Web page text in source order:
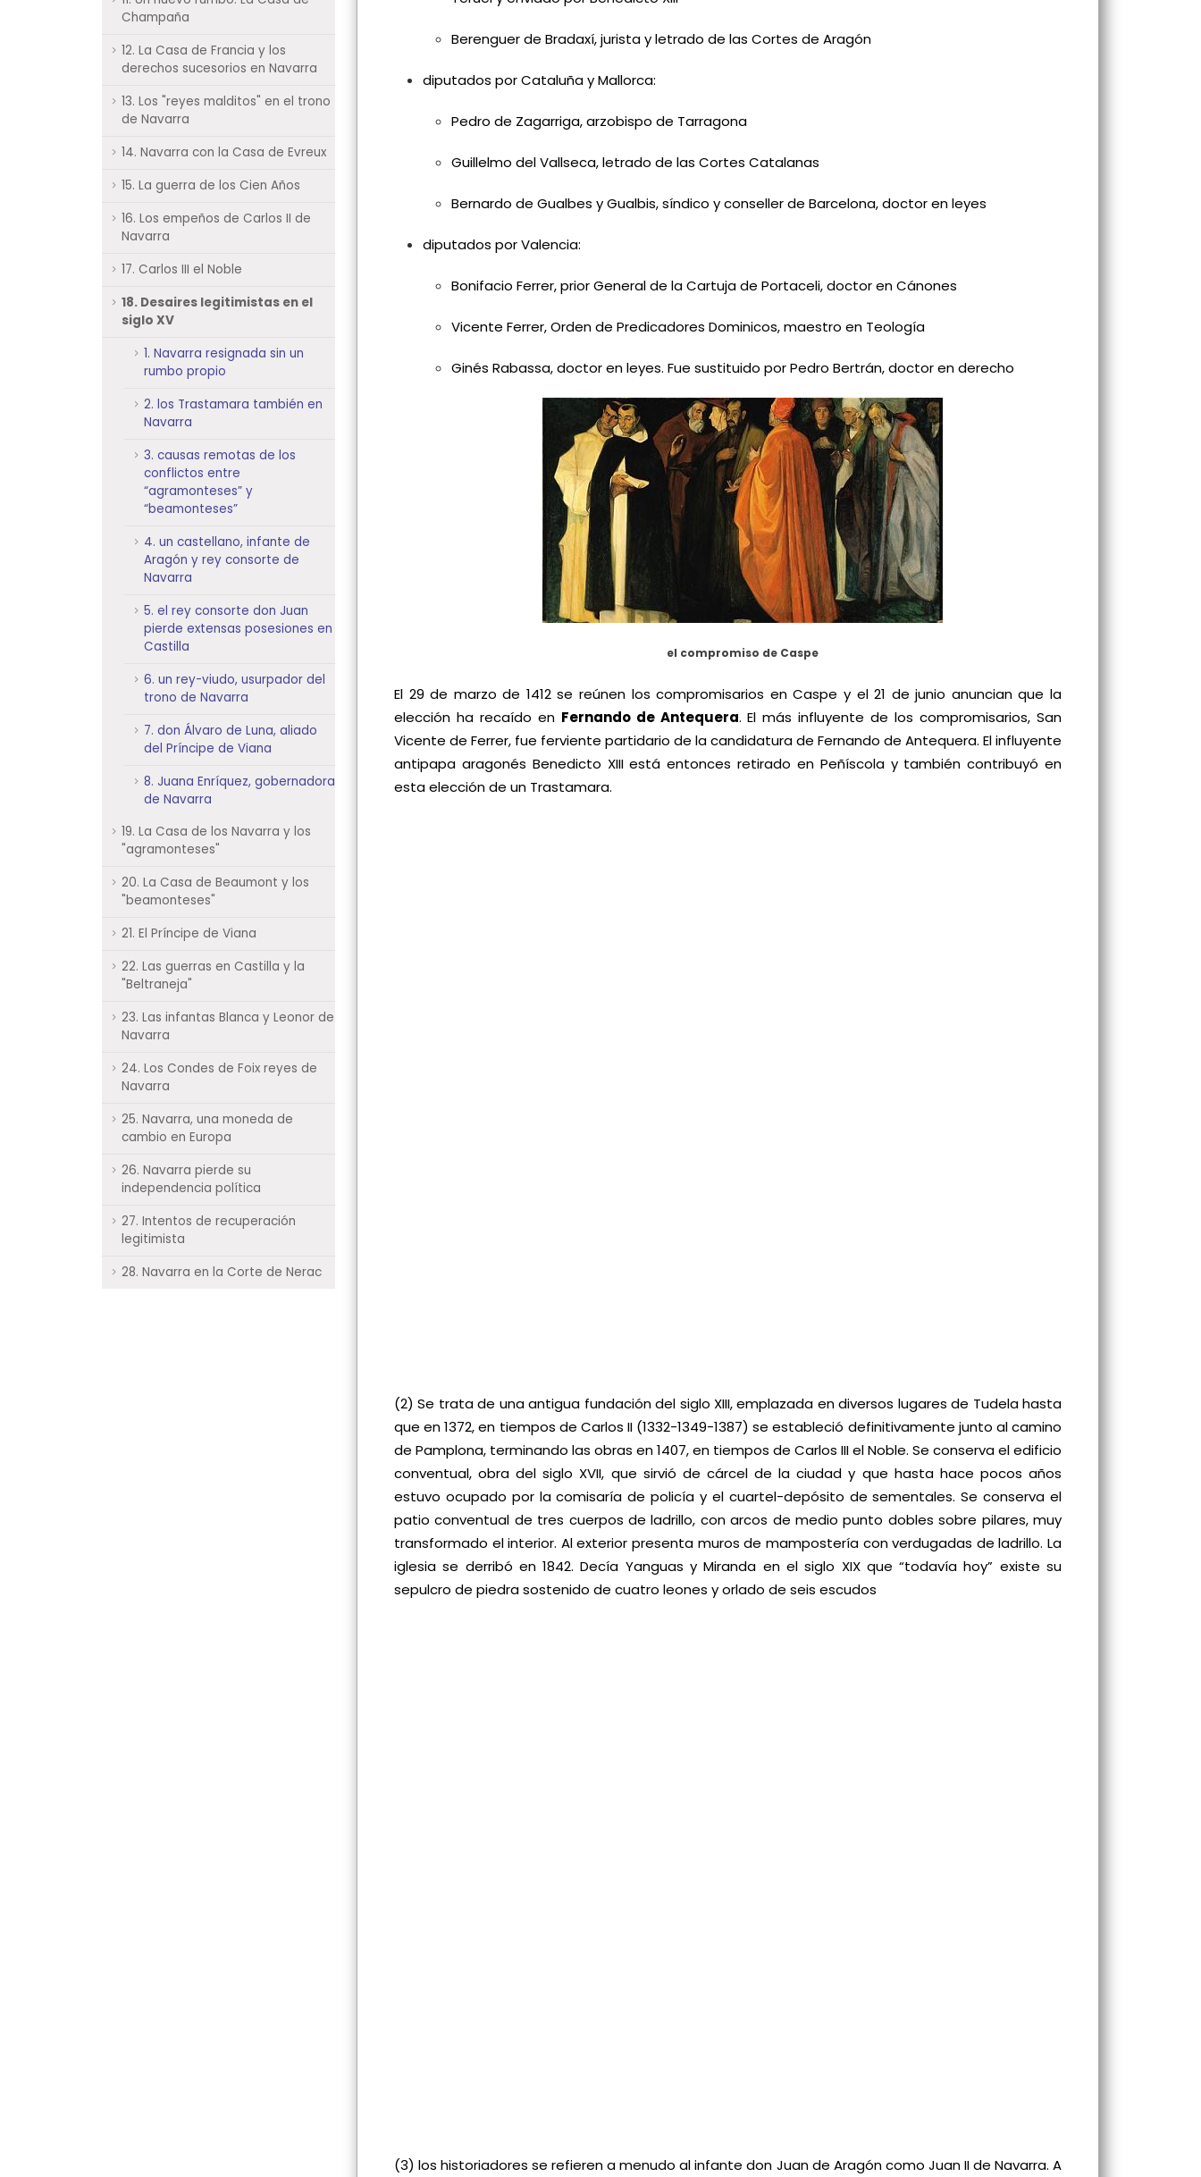
Champaña
12. La Casa de Francia y los
derechos sucesorios en Navarra
13. Los "reyes malditos" en el trono
de Navarra
14. Navarra con la Casa de Evreux
15. La guerra de los Cien Años
16. Los empeños de Carlos II de
Navarra
17. Carlos III el Noble
18. Desaires legitimistas en el
siglo XV
1. Navarra resignada sin un
rumbo propio
2. los Trastamara también en
Navarra
3. causas remotas de los
conflictos entre
“agramonteses” y
“beamonteses”
4. un castellano, infante de
Aragón y rey consorte de
Navarra
5. el rey consorte don Juan
pierde extensas posesiones en
Castilla
6. un rey-viudo, usurpador del
trono de Navarra
7. don Álvaro de Luna, aliado
del Príncipe de Viana
8. Juana Enríquez, gobernadora
de Navarra
19. La Casa de los Navarra y los
"agramonteses"
20. La Casa de Beaumont y los
"beamonteses"
21. El Príncipe de Viana
22. Las guerras en Castilla y la
"Beltraneja"
23. Las infantas Blanca y Leonor de
Navarra
24. Los Condes de Foix reyes de
Navarra
25. Navarra, una moneda de
cambio en Europa
26. Navarra pierde su
independencia política
27. Intentos de recuperación
legitimista
28. Navarra en la Corte de Nerac
Berenguer de Bradaxí, jurista y letrado de las Cortes de Aragón
diputados por Cataluña y Mallorca:
Pedro de Zagarriga, arzobispo de Tarragona
Guillelmo del Vallseca, letrado de las Cortes Catalanas
Bernardo de Gualbes y Gualbis, síndico y conseller de Barcelona, doctor en leyes
diputados por Valencia:
Bonifacio Ferrer, prior General de la Cartuja de Portaceli, doctor en Cánones
Vicente Ferrer, Orden de Predicadores Dominicos, maestro en Teología
Ginés Rabassa, doctor en leyes. Fue sustituido por Pedro Bertrán, doctor en derecho
el compromiso de Caspe
El 29 de marzo de 1412 se reúnen los compromisarios en Caspe y el 21 de junio anuncian que la
elección ha recaído en Fernando de Antequera. El más influyente de los compromisarios, San
Vicente de Ferrer, fue ferviente partidario de la candidatura de Fernando de Antequera. El influyente
antipapa aragonés Benedicto XIII está entonces retirado en Peñíscola y también contribuyó en
esta elección de un Trastamara.
(2) Se trata de una antigua fundación del siglo XIII, emplazada en diversos lugares de Tudela hasta
que en 1372, en tiempos de Carlos II (1332-1349-1387) se estableció definitivamente junto al camino
de Pamplona, terminando las obras en 1407, en tiempos de Carlos III el Noble. Se conserva el edificio
conventual, obra del siglo XVII, que sirvió de cárcel de la ciudad y que hasta hace pocos años
estuvo ocupado por la comisaría de policía y el cuartel-depósito de sementales. Se conserva el
patio conventual de tres cuerpos de ladrillo, con arcos de medio punto dobles sobre pilares, muy
transformado el interior. Al exterior presenta muros de mampostería con verdugadas de ladrillo. La
iglesia se derribó en 1842. Decía Yanguas y Miranda en el siglo XIX que “todavía hoy” existe su
sepulcro de piedra sostenido de cuatro leones y orlado de seis escudos
(3) los historiadores se refieren a menudo al infante don Juan de Aragón como Juan II de Navarra. A